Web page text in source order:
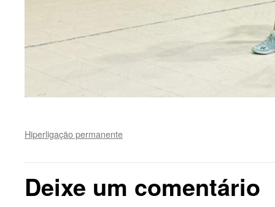
Hiperligação permanente
Deixe um comentário